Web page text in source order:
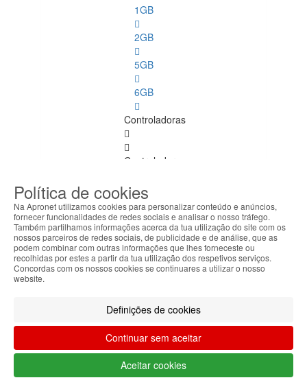
1GB
2GB
5GB
6GB
Controladoras
Controladoras
todos
Disco
Portas
Spares
Spares PC
Ver
todos
Barebone
Política de cookies
Na Apronet utilizamos cookies para personalizar conteúdo e anúncios,
fornecer funcionalidades de redes sociais e analisar o nosso tráfego.
Também partilhamos informações acerca da tua utilização do site com os
nossos parceiros de redes sociais, de publicidade e de análise, que as
podem combinar com outras informações que lhes forneceste ou
recolhidas por estes a partir da tua utilização dos respetivos serviços.
Concordas com os nossos cookies se continuares a utilizar o nosso
website.
Definições de cookies
Continuar sem aceitar
Aceitar cookies